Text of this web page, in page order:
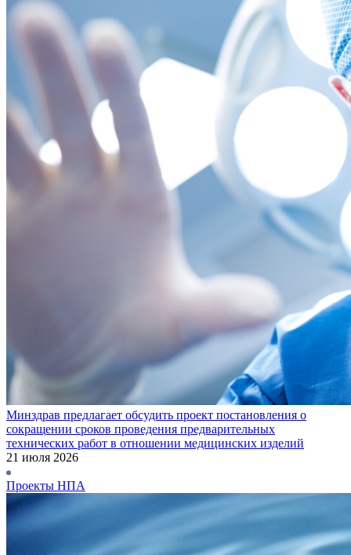
Минздрав предлагает обсудить проект постановления о
сокращении сроков проведения предварительных
технических работ в отношении медицинских изделий
21 июля 2026
Проекты НПА